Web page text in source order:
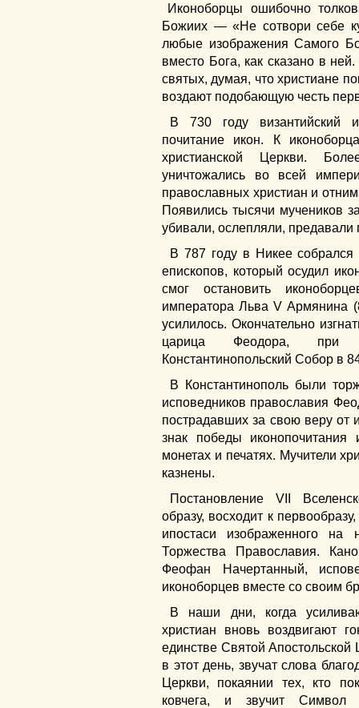
Иконоборцы ошибочно
Божиих — «Не сотвори себе
любые изображения Самого
вместо Бога, как сказано в
святых, думая, что христиане
воздают подобающую честь
В 730 году византийский
почитание икон. К
христианской Церкви.
уничтожались во всей
православных христиан и
Появились тысячи мучеников
убивали, ослепляли, предавали
В 787 году в Никее
епископов, который осудил
смог остановить
императора Льва V Армянина
усилилось. Окончательно
царица Феодора, при
Константинопольский Собор в
В Константинополь были
исповедников православия
пострадавших за свою веру от
знак победы иконопочитания
монетах и печатях. Мучители
казнены.
Постановление VII
образу, восходит к
ипостаси изображенного
Торжества Православия.
Феофан Начертанный,
иконоборцев вместе со своим
В наши дни, когда
христиан вновь воздвигают
единстве Святой
в этот день, звучат слова
Церкви, покаянии тех, кто
ковчега, и звучит